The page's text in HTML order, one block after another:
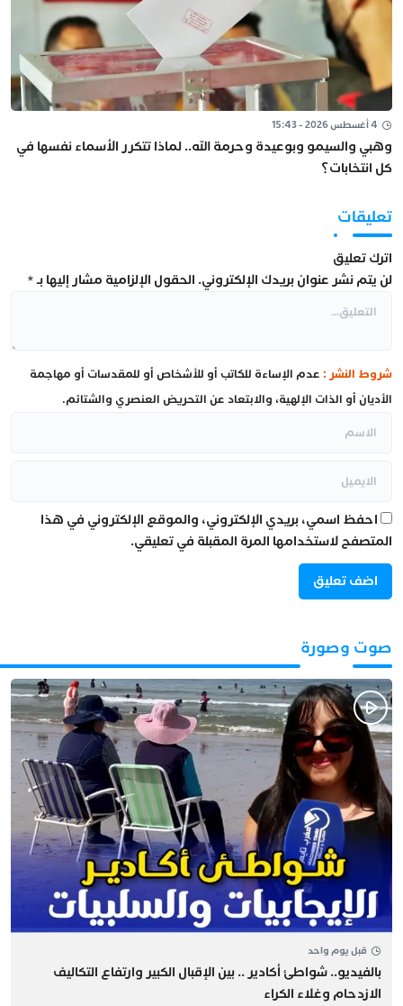
4 أغسطس 2026 - 15:43
وهبي والسيمو وبوعيدة وحرمة الله.. لماذا تتكرر الأسماء نفسها في
كل انتخابات؟
تعليقات
اترك تعليق
لن يتم نشر عنوان بريدك الإلكتروني. الحقول الإلزامية مشار إليها بـ*
شروط النشر : عدم الإساءة للكاتب أو للأشخاص أو للمقدسات أو مهاجمة
الأديان أو الذات الإلهية، والابتعاد عن التحريض العنصري والشتائم.
احفظ اسمي، بريدي الإلكتروني، والموقع الإلكتروني في هذا
المتصفح لاستخدامها المرة المقبلة في تعليقي.
صوت وصورة
قبل يوم واحد
بالفيديو.. شواطئ أكادير .. بين الإقبال الكبير وارتفاع التكاليف
الازدحام وغلاء الكراء